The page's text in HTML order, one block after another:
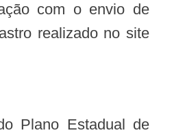
realizado no site